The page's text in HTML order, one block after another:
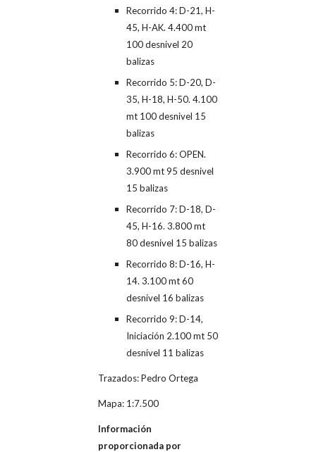
Recorrido 4: D-21, H-
45, H-AK. 4.400 mt
100 desnivel 20
balizas
Recorrido 5: D-20, D-
35, H-18, H-50. 4.100
mt 100 desnivel 15
balizas
Recorrido 6: OPEN.
3.900 mt 95 desnivel
15 balizas
Recorrido 7: D-18, D-
45, H-16. 3.800 mt
80 desnivel 15 balizas
Recorrido 8: D-16, H-
14. 3.100 mt 60
desnivel 16 balizas
Recorrido 9: D-14,
Iniciación 2.100 mt 50
desnivel 11 balizas
Trazados: Pedro Ortega
Mapa: 1:7.500
Información
proporcionada por